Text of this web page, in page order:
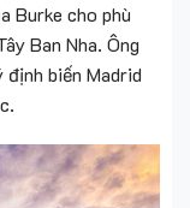
Burke cho phù
Ban Nha. Ông
biến Madrid